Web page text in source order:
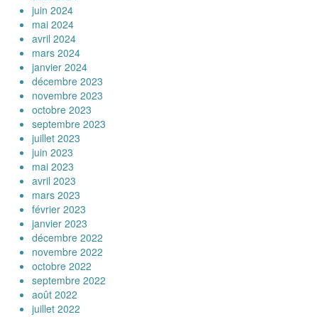
juin 2024
mai 2024
avril 2024
mars 2024
janvier 2024
décembre 2023
novembre 2023
octobre 2023
septembre 2023
juillet 2023
juin 2023
mai 2023
avril 2023
mars 2023
février 2023
janvier 2023
décembre 2022
novembre 2022
octobre 2022
septembre 2022
août 2022
juillet 2022